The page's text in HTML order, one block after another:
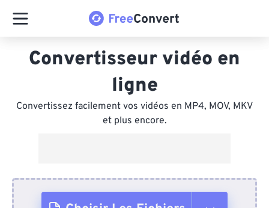
Convertisseur vidéo en
ligne
Convertissez facilement vos vidéos en MP4, MOV, MKV
et plus encore.